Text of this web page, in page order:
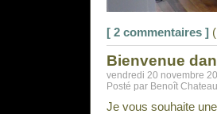
[ 2 commentaires ](
Bienvenue
vendredi 20 novembre
Posté par Benoît Chateau
Je vous souhaite